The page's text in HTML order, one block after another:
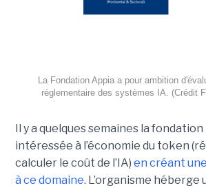
La Fondation Appia a pour ambition
réglementaire des systèmes IA. (Crédit
Il y a quelques semaines la fondation
intéressée à l’économie du token
calculer le coût de l’IA) en créant
à ce domaine. L’organisme héberge